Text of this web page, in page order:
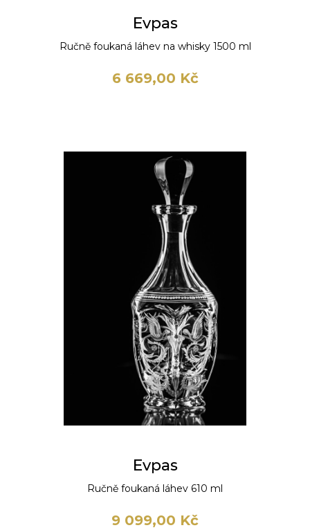
Evpas
Ručně foukaná láhev na whisky 1500 ml
6 669,00 Kč
Evpas
Ručně foukaná láhev 610 ml
9 099,00 Kč